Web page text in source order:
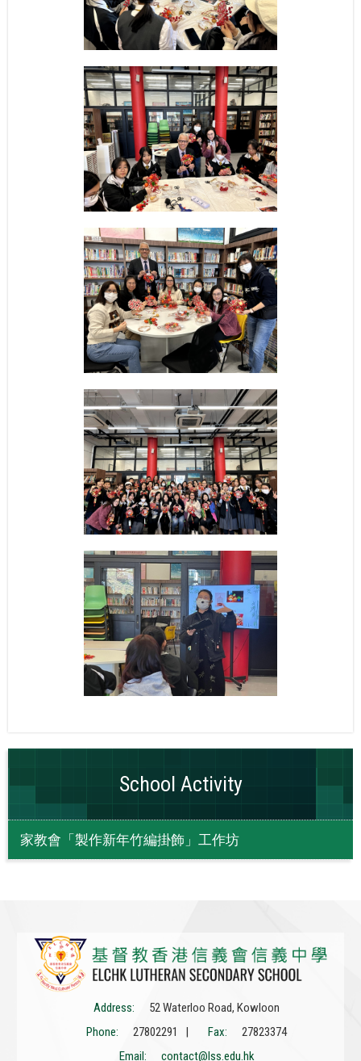
School Activity
家教會「製作新年竹編掛飾」工作坊
Address:
52 Waterloo Road, Kowloon
Phone:
27802291 | Fax:
27823374
Email:
contact@lss.edu.hk